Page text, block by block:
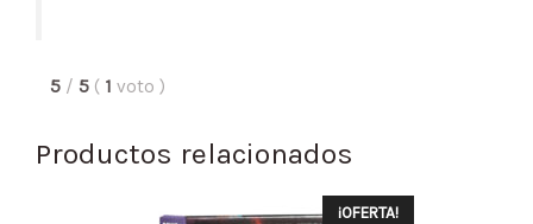
5 / 5 ( 1 voto )
Productos relacionados
¡OFERTA!